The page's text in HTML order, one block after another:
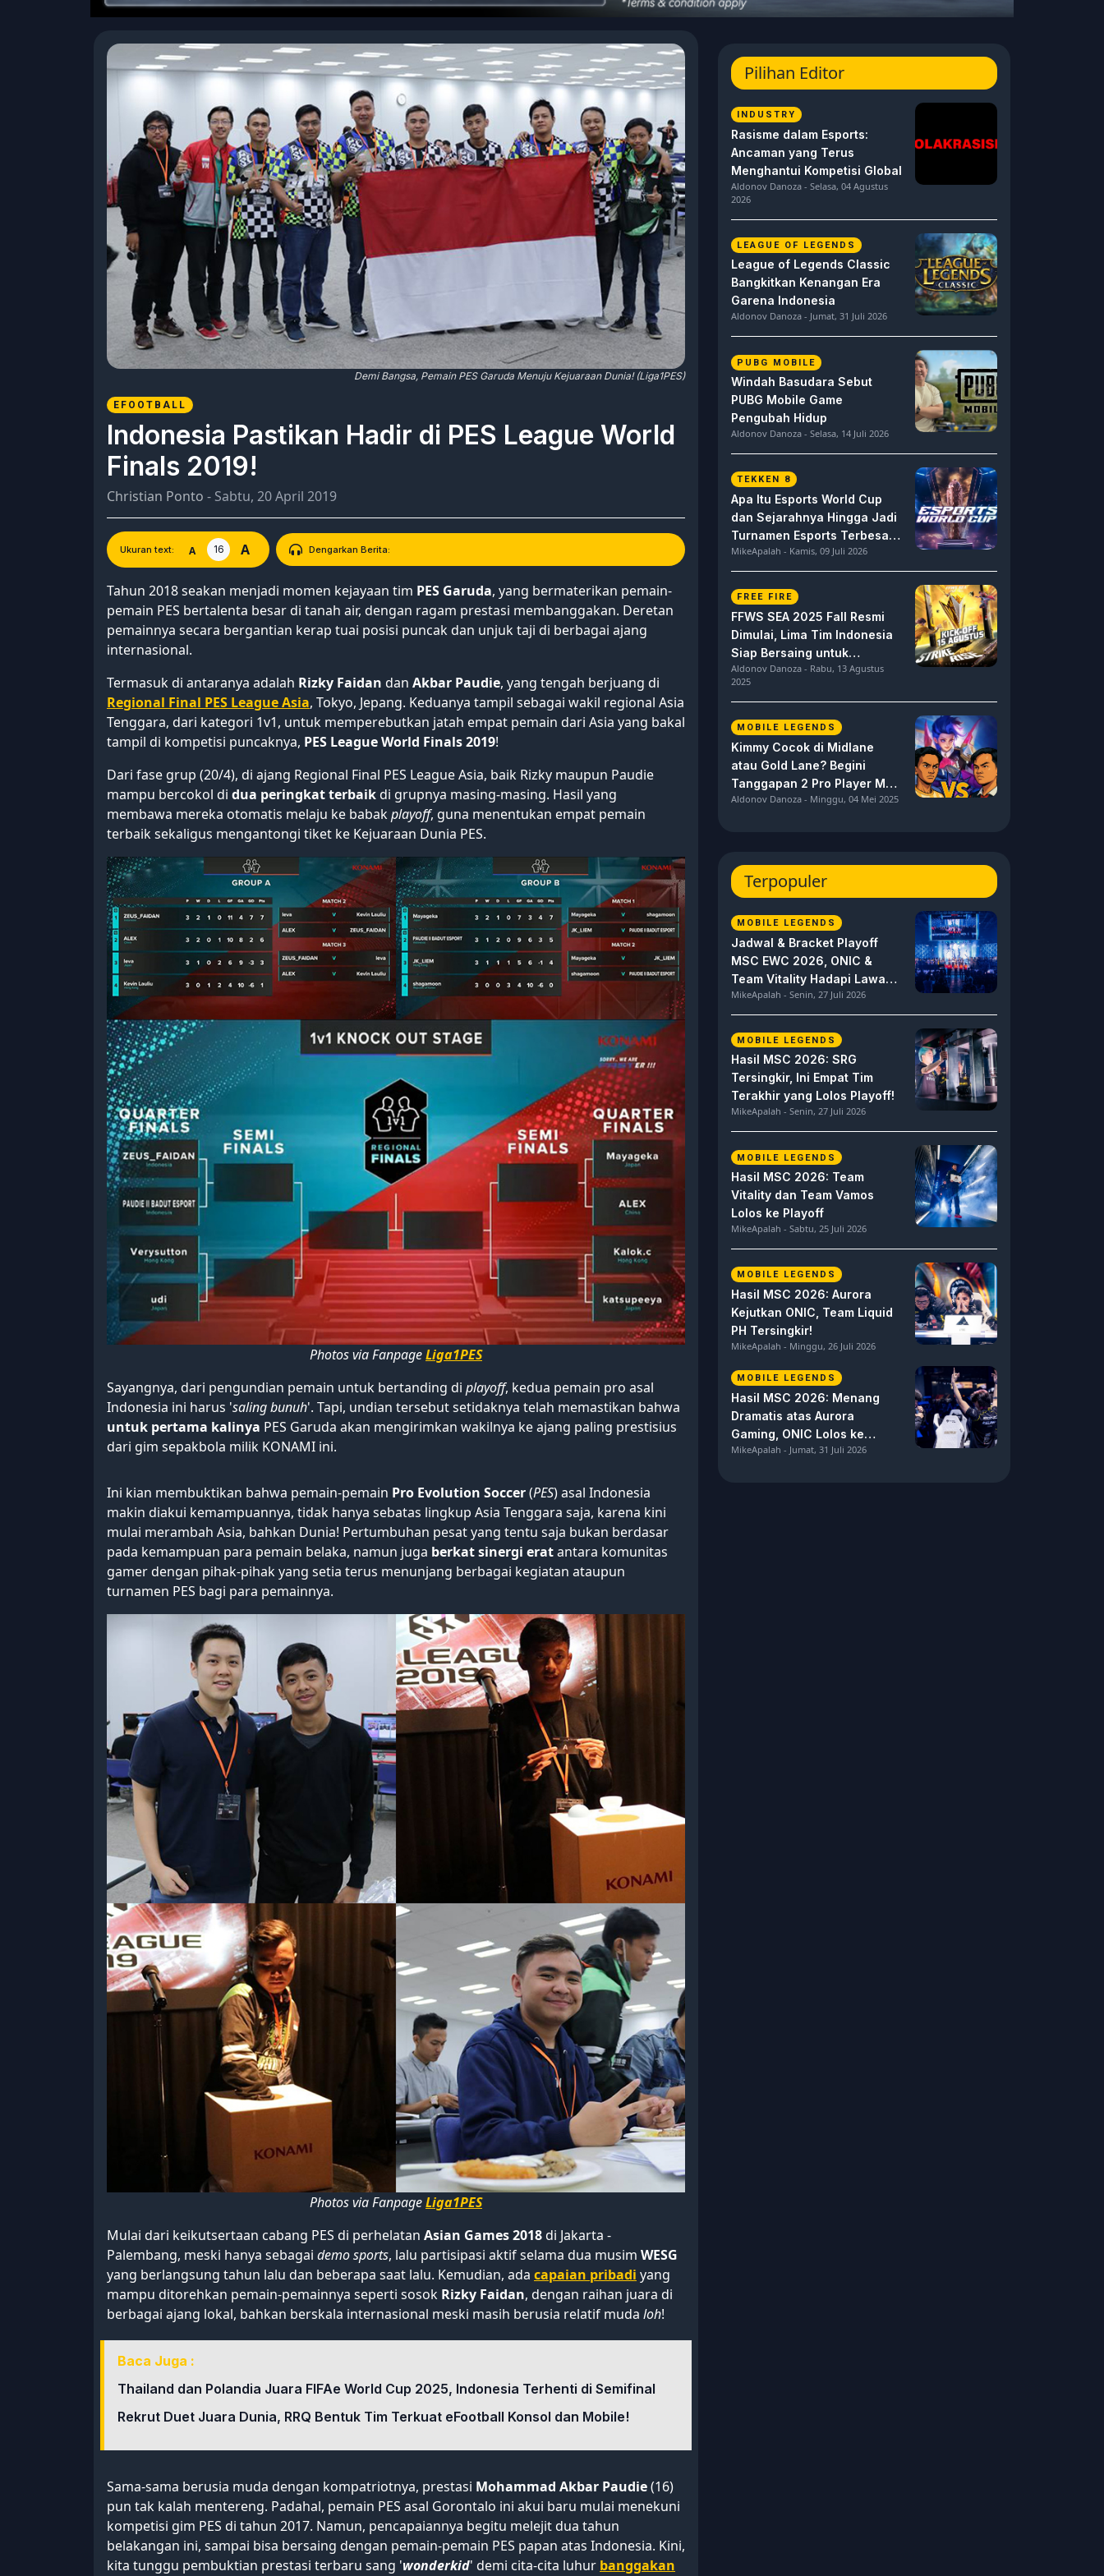
Demi Bangsa, Pemain PES Garuda Menuju Kejuaraan Dunia! (Liga1PES)
EFOOTBALL
Indonesia Pastikan Hadir di PES League World
Finals 2019!
Christian Ponto - Sabtu, 20 April 2019
Ukuran text: A 16 A Dengarkan Berita:
Tahun 2018 seakan menjadi momen kejayaan tim PES Garuda, yang bermaterikan pemain-
pemain PES bertalenta besar di tanah air, dengan ragam prestasi membanggakan. Deretan
pemainnya secara bergantian kerap tuai posisi puncak dan unjuk taji di berbagai ajang
internasional.
Termasuk di antaranya adalah Rizky Faidan dan Akbar Paudie, yang tengah berjuang di
Regional Final PES League Asia, Tokyo, Jepang. Keduanya tampil sebagai wakil regional Asia
Tenggara, dari kategori 1v1, untuk memperebutkan jatah empat pemain dari Asia yang bakal
tampil di kompetisi puncaknya, PES League World Finals 2019!
Dari fase grup (20/4), di ajang Regional Final PES League Asia, baik Rizky maupun Paudie
mampu bercokol di dua peringkat terbaikdi grupnya masing-masing. Hasil yang
membawa mereka otomatis melaju ke babakplayoff, guna menentukan empat pemain
terbaik sekaligus mengantongi tiket ke Kejuaraan Dunia PES.
Photos via FanpageLiga1PES
Sayangnya, dari pengundian pemain untuk bertanding di playoff, kedua pemain pro asal
Indonesia ini harus 'saling bunuh'. Tapi, undian tersebut setidaknya telah memastikan bahwa
untuk pertama kalinya PES Garuda akan mengirimkan wakilnya ke ajang paling prestisius
dari gim sepakbola milik KONAMI ini.
Ini kian membuktikan bahwa pemain-pemain Pro Evolution Soccer(PES) asal Indonesia
makin diakui kemampuannya, tidak hanya sebatas lingkup Asia Tenggara saja, karena kini
mulai merambah Asia, bahkan Dunia! Pertumbuhan pesat yang tentu saja bukan berdasar
pada kemampuan para pemain belaka, namun juga berkat sinergi eratantara komunitas
gamer dengan pihak-pihak yang setia terus menunjang berbagai kegiatan ataupun
turnamen PES bagi para pemainnya.
Photos via FanpageLiga1PES
Mulai dari keikutsertaan cabang PES di perhelatan Asian Games 2018di Jakarta -
Palembang, meski hanya sebagai demo sports, lalu partisipasi aktif selama dua musim WESG
yang berlangsung tahun lalu dan beberapa saat lalu. Kemudian, ada capaian pribadi yang
mampu ditorehkan pemain-pemainnya seperti sosok Rizky Faidan, dengan raihan juara di
berbagai ajang lokal, bahkan berskala internasional meski masih berusia relatif muda loh!
Baca Juga :
Thailand dan Polandia Juara FIFAe World Cup 2025, Indonesia Terhenti di Semifinal
Rekrut Duet Juara Dunia, RRQ Bentuk Tim Terkuat eFootball Konsol dan Mobile!
Sama-sama berusia muda dengan kompatriotnya, prestasi Mohammad Akbar Paudie(16)
pun tak kalah mentereng. Padahal, pemain PES asal Gorontalo ini akui baru mulai menekuni
kompetisi gim PES di tahun 2017. Namun, pencapaiannya begitu melejit dua tahun
belakangan ini, sampai bisa bersaing dengan pemain-pemain PES papan atas Indonesia. Kini,
kita tunggu pembuktian prestasi terbaru sang 'wonderkid' demi cita-cita luhur banggakan
Pilihan Editor
INDUSTRY
Rasisme dalam Esports:
Ancaman yang Terus
Menghantui Kompetisi Global
Aldonov Danoza - Selasa, 04 Agustus
2026
LEAGUE OF LEGENDS
League of Legends Classic
Bangkitkan Kenangan Era
Garena Indonesia
Aldonov Danoza - Jumat, 31 Juli 2026
PUBG MOBILE
Windah Basudara Sebut
PUBG Mobile Game
Pengubah Hidup
Aldonov Danoza - Selasa, 14 Juli 2026
TEKKEN 8
Apa Itu Esports World Cup
dan Sejarahnya Hingga Jadi
Turnamen Esports Terbesar
di Dunia
MikeApalah - Kamis, 09 Juli 2026
FREE FIRE
FFWS SEA 2025 Fall Resmi
Dimulai, Lima Tim Indonesia
Siap Bersaing untuk
Dominasi
Aldonov Danoza - Rabu, 13 Agustus
2025
MOBILE LEGENDS
Kimmy Cocok di Midlane
atau Gold Lane? Begini
Tanggapan 2 Pro Player MPL
ID S15 ini
Aldonov Danoza - Minggu, 04 Mei 2025
Terpopuler
MOBILE LEGENDS
Jadwal & Bracket Playoff
MSC EWC 2026, ONIC &
Team Vitality Hadapi Lawan
Berat
MikeApalah - Senin, 27 Juli 2026
MOBILE LEGENDS
Hasil MSC 2026: SRG
Tersingkir, Ini Empat Tim
Terakhir yang Lolos Playoff!
MikeApalah - Senin, 27 Juli 2026
MOBILE LEGENDS
Hasil MSC 2026: Team
Vitality dan Team Vamos
Lolos ke Playoff
MikeApalah - Sabtu, 25 Juli 2026
MOBILE LEGENDS
Hasil MSC 2026: Aurora
Kejutkan ONIC, Team Liquid
PH Tersingkir!
MikeApalah - Minggu, 26 Juli 2026
MOBILE LEGENDS
Hasil MSC 2026: Menang
Dramatis atas Aurora
Gaming, ONIC Lolos ke
Semifinal!
MikeApalah - Jumat, 31 Juli 2026